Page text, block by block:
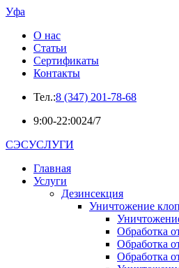
Уфа
О нас
Статьи
Сертификаты
Контакты
Тел.:8 (347) 201-78-68
9:00-22:0024/7
СЭСУСЛУГИ
Главная
Услуги
Дезинсекция
Уничтожение
Обработка
Обработка
Обработка